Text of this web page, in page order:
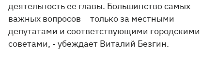
деятельность ее главы. Большинство самых
важных вопросов – только за местными
депутатами и соответствующими городскими
советами, - убеждает Виталий Безгин.